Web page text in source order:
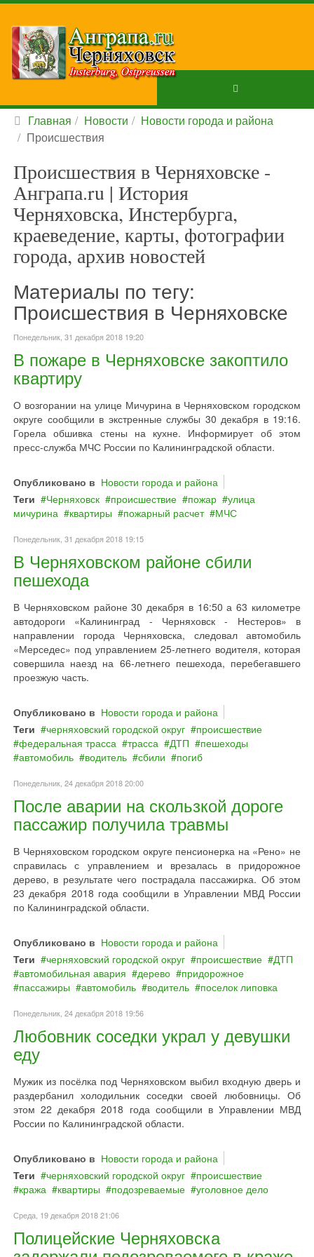
Главная Новости
Новости города и района
Происшествия
Происшествия в Черняховске -
Анграпа.ru | История
Черняховска, Инстербурга,
краеведение, карты, фотографии
города, архив новостей
Материалы по тегу:
Происшествия в Черняховске
Понедельник, 31 декабря 2018 19:20
В пожаре в Черняховске закоптило
квартиру
О возгорании на улице Мичурина в Черняховском городском
округе сообщили в экстренные службы 30 декабря в 19:16.
Горела обшивка стены на кухне. Информирует об этом
пресс-служба МЧС России по Калининградской области.
Опубликовано в Новости города и района
Теги
Черняховск происшествие пожар
улица
мичурина
квартиры пожарный расчет МЧС
Понедельник, 31 декабря 2018 19:15
В Черняховском районе сбили
пешехода
В Черняховском районе 30 декабря в 16:50 а 63 километре
автодороги «Калининград - Черняховск - Нестеров» в
направлении города Черняховска, следовал автомобиль
«Мерседес» под управлением 25-летнего водителя, которая
совершила наезд на 66-летнего пешехода, перебегавшего
проезжую часть.
Опубликовано в Новости города и района
Теги
черняховский городской округ
происшествие
федеральная трасса
трасса ДТП
пешеходы
автомобиль
водитель сбили погиб
Понедельник, 24 декабря 2018 20:00
После аварии на скользкой дороге
пассажир получила травмы
В Черняховском городском округе пенсионерка на «Рено» не
справилась с управлением и врезалась в придорожное
дерево, в результате чего пострадала пассажирка. Об этом
23 декабря 2018 года сообщили в Управлении МВД России
по Калининградской области.
Опубликовано в Новости города и района
Теги
черняховский городской округ происшествие
ДТП
автомобильная авария
дерево
придорожное
пассажиры
автомобиль водитель поселок липовка
Понедельник, 24 декабря 2018 19:56
Любовник соседки украл у девушки
еду
Мужик из посёлка под Черняховском выбил входную дверь и
раздербанил холодильник соседки своей любовницы. Об
этом 22 декабря 2018 года сообщили в Управлении МВД
России по Калининградской области.
Опубликовано в Новости города и района
Теги
черняховский городской округ
происшествие
кража
квартиры подозреваемые уголовное дело
Среда, 19 декабря 2018 21:06
Полицейские Черняховска